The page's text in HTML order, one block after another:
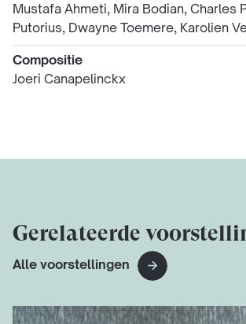
Mustafa Ahmeti, Mira Bodian, Charles
Putorius, Dwayne Toemere, Karolien
Compositie
Joeri Canapelinckx
Gerelateerde
Alle voorstellingen